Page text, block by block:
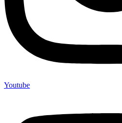
Youtube